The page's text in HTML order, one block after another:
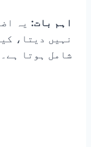
اہم بات: یہ
نہیں دیتا،
شامل ہوتا ہے۔